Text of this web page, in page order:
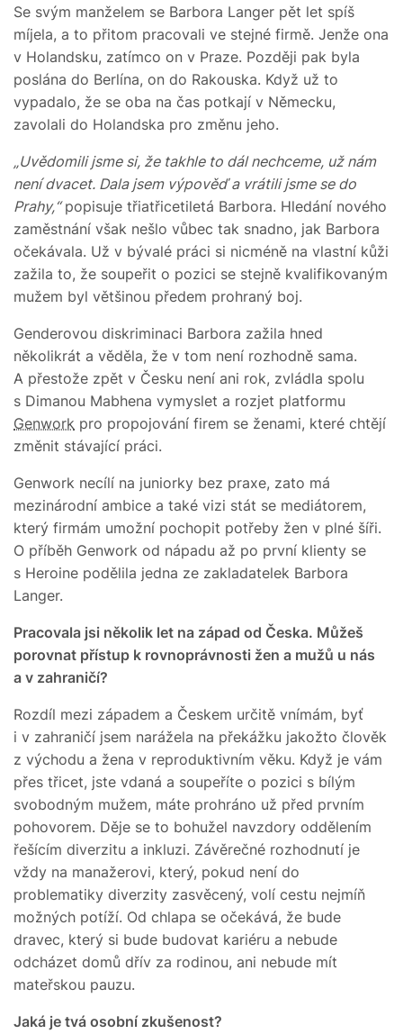
Se svým manželem se Barbora Langer pět let spíš
míjela, a to přitom pracovali ve stejné firmě. Jenže ona
v Holandsku, zatímco on v Praze. Později pak byla
poslána do Berlína, on do Rakouska. Když už to
vypadalo, že se oba na čas potkají v Německu,
zavolali do Holandska pro změnu jeho.
„Uvědomili jsme si, že takhle to dál nechceme, už nám
není dvacet. Dala jsem výpověď a vrátili jsme se do
Prahy,“popisuje třiatřicetiletá Barbora. Hledání nového
zaměstnání však nešlo vůbec tak snadno, jak Barbora
očekávala. Už v bývalé práci si nicméně na vlastní kůži
zažila to, že soupeřit o pozici se stejně kvalifikovaným
mužem byl většinou předem prohraný boj.
Genderovou diskriminaci Barbora zažila hned
několikrát a věděla, že v tom není rozhodně sama.
A přestože zpět v Česku není ani rok, zvládla spolu
s Dimanou Mabhena vymyslet a rozjet platformu
Genwork pro propojování firem se ženami, které chtějí
změnit stávající práci.
Genwork necílí na juniorky bez praxe, zato má
mezinárodní ambice a také vizi stát se mediátorem,
který firmám umožní pochopit potřeby žen v plné šíři.
O příběh Genwork od nápadu až po první klienty se
s Heroine podělila jedna ze zakladatelek Barbora
Langer.
Pracovala jsi několik let na západ od Česka. Můžeš
porovnat přístup k rovnoprávnosti žen a mužů u nás
a v zahraničí?
Rozdíl mezi západem a Českem určitě vnímám, byť
i v zahraničí jsem narážela na překážku jakožto člověk
z východu a žena v reproduktivním věku. Když je vám
přes třicet, jste vdaná a soupeříte o pozici s bílým
svobodným mužem, máte prohráno už před prvním
pohovorem. Děje se to bohužel navzdory oddělením
řešícím diverzitu a inkluzi. Závěrečné rozhodnutí je
vždy na manažerovi, který, pokud není do
problematiky diverzity zasvěcený, volí cestu nejmíň
možných potíží. Od chlapa se očekává, že bude
dravec, který si bude budovat kariéru a nebude
odcházet domů dřív za rodinou, ani nebude mít
mateřskou pauzu.
Jaká je tvá osobní zkušenost?